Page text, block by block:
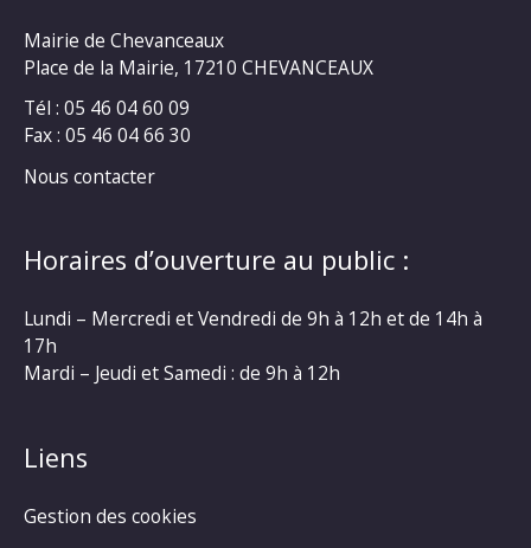
Mairie de Chevanceaux
Place de la Mairie, 17210 CHEVANCEAUX
Tél : 05 46 04 60 09
Fax : 05 46 04 66 30
Nous contacter
Horaires d’ouverture au public :
Lundi – Mercredi et Vendredi de 9h à 12h et de 14h à
17h
Mardi – Jeudi et Samedi : de 9h à 12h
Liens
Gestion des cookies